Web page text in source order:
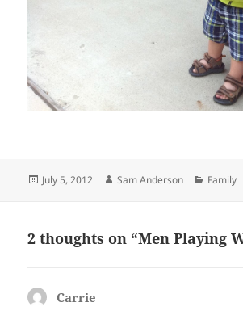
Posted
July 5, 2012 Author
Sam Anderson Family
2 thoughts on “Men Playing
Carrie